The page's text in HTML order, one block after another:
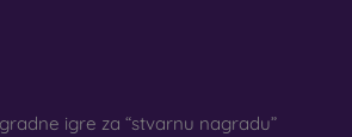
igre za “stvarnu nagradu”